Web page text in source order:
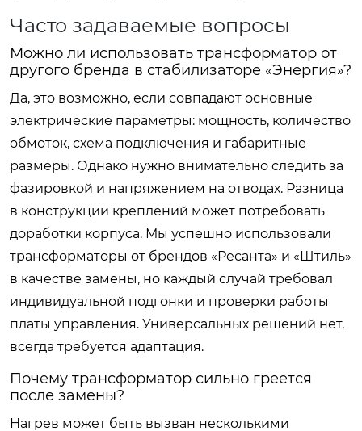
Часто задаваемые вопросы
Можно ли использовать трансформатор от
другого бренда в стабилизаторе «Энергия»?
Да, это возможно, если совпадают основные
электрические параметры: мощность, количество
обмоток, схема подключения и габаритные
размеры. Однако нужно внимательно следить за
фазировкой и напряжением на отводах. Разница
в конструкции креплений может потребовать
доработки корпуса. Мы успешно использовали
трансформаторы от брендов «Ресанта» и «Штиль»
в качестве замены, но каждый случай требовал
индивидуальной подгонки и проверки работы
платы управления. Универсальных решений нет,
всегда требуется адаптация.
Почему трансформатор сильно греется
после замены?
Нагрев может быть вызван несколькими